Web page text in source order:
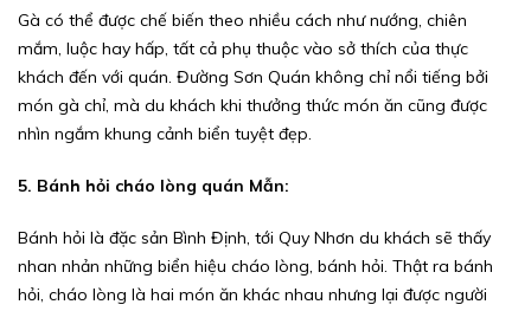
Gà có thể được chế biến theo nhiều cách như nướng, chiên
mắm, luộc hay hấp, tất cả phụ thuộc vào sở thích của thực
khách đến với quán. Đường Sơn Quán không chỉ nổi tiếng bởi
món gà chỉ, mà du khách khi thưởng thức món ăn cũng được
nhìn ngắm khung cảnh biển tuyệt đẹp.
5. Bánh hỏi cháo lòng quán Mẫn:
Bánh hỏi là đặc sản Bình Định, tới Quy Nhơn du khách sẽ thấy
nhan nhản những biển hiệu cháo lòng, bánh hỏi. Thật ra bánh
hỏi, cháo lòng là hai món ăn khác nhau nhưng lại được người